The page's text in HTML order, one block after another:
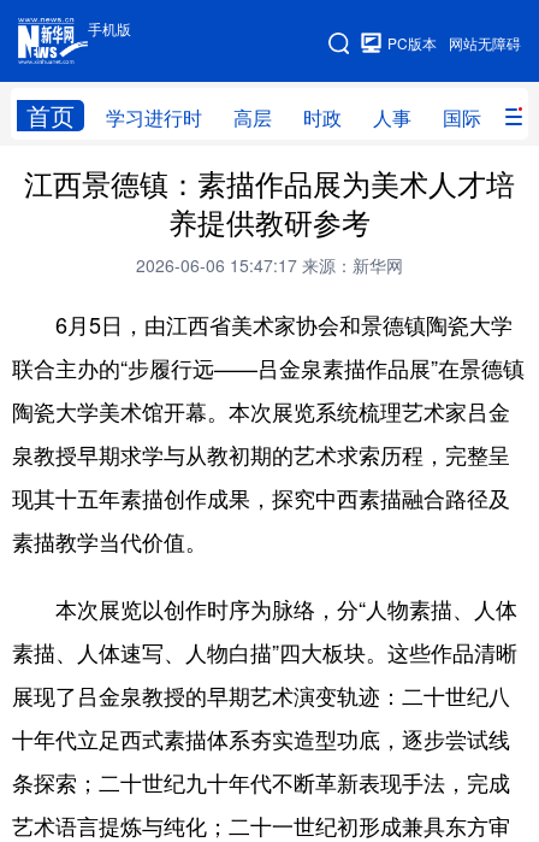
手机版
网站无障碍
PC版本
首页 学习进行时 高层 时政 人事 国际 财
手机版
网站地图
学习进行时 高层 时政 人事
财经 网评
全球连线
科技 科创 量子 体育
文化 书画 健康 军事
法律 中央文件 金融 汽车
食品
彩票 娱乐 时尚 悦读
公益 一带一路 亚太网 上市公司
文化产业
江西景德镇：素描作品展为美术人才培
养提供教研参考
2026-06-06 15:47:17 来源：新华网
6月5日，由江西省美术家协会和景德镇陶瓷大学
联合主办的“步履行远——吕金泉素描作品展”在景德镇
陶瓷大学美术馆开幕。本次展览系统梳理艺术家吕金
泉教授早期求学与从教初期的艺术求索历程，完整呈
现其十五年素描创作成果，探究中西素描融合路径及
素描教学当代价值。
本次展览以创作时序为脉络，分“人物素描、人体
素描、人体速写、人物白描”四大板块。这些作品清晰
展现了吕金泉教授的早期艺术演变轨迹：二十世纪八
十年代立足西式素描体系夯实造型功底，逐步尝试线
条探索；二十世纪九十年代不断革新表现手法，完成
艺术语言提炼与纯化；二十一世纪初形成兼具东方审